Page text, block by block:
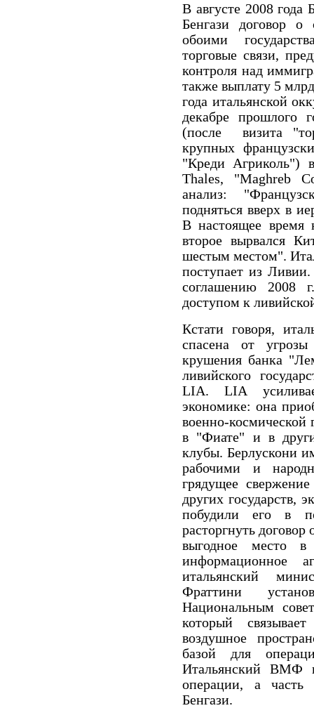
В августе 2008 года
Бенгази договор о
обоими
торговые связи,
контроля над
также выплату 5
года итальянской
декабре прошлого
(после визита
крупных
"Креди Агриколь")
Thales, "Maghreb
анализ:
подняться вверх в
В настоящее время
второе вырвался
шестым местом".
поступает из
соглашению 2008 г.
доступом к
Кстати говоря,
спасена от
крушения банка
ливийского
LIA.LIA
экономике: она
военно-
в "Фиате" и в
клубы. Берлускони
рабочими и
грядущее
других государств,
побудили его в
расторгнуть договор
выгодное место
информационное
итальянский
Фраттини
Национальным
который
воздушное
базой для
Итальянский ВМФ
операции, а
Бенгази.